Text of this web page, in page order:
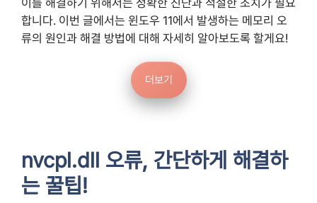
이를 해결하기 위해서는 정확한 진단과 적절한 조치가 필요
합니다. 이번 글에서는 윈도우 11에서 발생하는 메모리 오
류의 원인과 해결 방법에 대해 자세히 알아보도록 할게요!
더보기
nvcpl.dll 오류, 간단하게 해결하
는 꿀팁!